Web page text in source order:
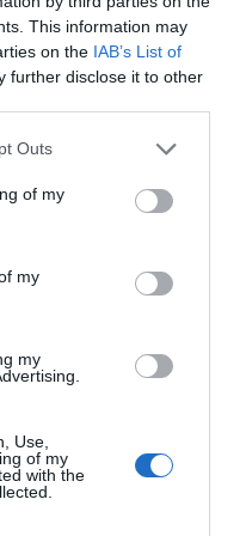
This information may
on the IAB’s List of
further disclose it to other
Outs
of my
my
my
Use,
of my
with the
Fler elever